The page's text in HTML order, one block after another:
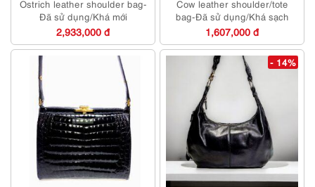
Ostrich leather shoulder bag-
Đã sử dụng/Khá mới
2,933,000 đ
Cow leather shoulder/tote
bag-Đã sử dụng/Khá sạch
1,607,000 đ
- 14%